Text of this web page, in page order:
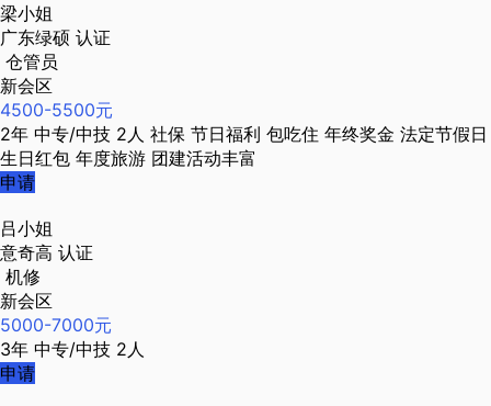
梁小姐
广东绿硕 认证
仓管员
新会区
4500-5500元
2年 中专/中技 2人 社保 节日福利 包吃住 年终奖金 法定节假日
生日红包 年度旅游 团建活动丰富
申请
吕小姐
意奇高 认证
机修
新会区
5000-7000元
3年 中专/中技 2人
申请